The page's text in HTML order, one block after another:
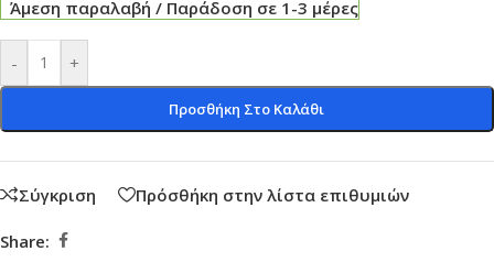
Άμεση παραλαβή / Παράδοση σε 1-3 μέρες
- +
Προσθήκη Στο Καλάθι
Σύγκριση Πρόσθήκη στην λίστα επιθυμιών
Share: